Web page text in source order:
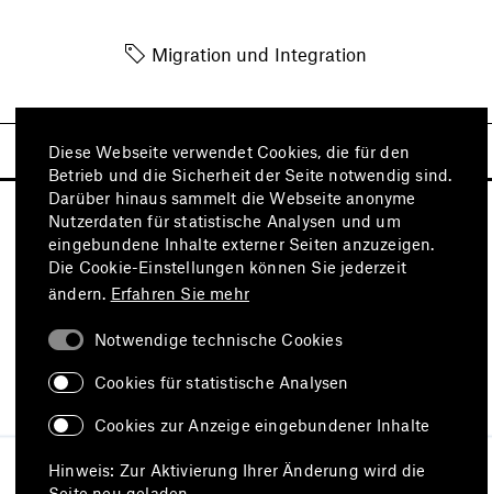
Migration und Integration
Besuchen Sie auch
Impressum
Datenschutz
Nutzungsbedingungen
Diese Webseite verwendet Cookies, die für den
Betrieb und die Sicherheit der Seite notwendig sind.
Darüber hinaus sammelt die Webseite anonyme
Nutzerdaten für statistische Analysen und um
eingebundene Inhalte externer Seiten anzuzeigen.
Die Cookie-Einstellungen können Sie jederzeit
ändern. Erfahren Sie mehr
Notwendige technische Cookies
Cookies für statistische Analysen
Cookies zur Anzeige eingebundener Inhalte
Hinweis: Zur Aktivierung Ihrer Änderung wird die